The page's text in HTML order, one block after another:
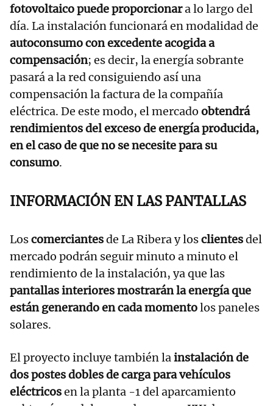
fotovoltaico puede proporcionara lo largo del
día. La instalación funcionará en modalidad de
autoconsumo con excedente acogida a
compensación; es decir, la energía sobrante
pasará a la red consiguiendo así una
compensación la factura de la compañía
eléctrica. De este modo, el mercado obtendrá
rendimientos del exceso de energía producida,
en el caso de que no se necesite para su
consumo.
INFORMACIÓN EN LAS PANTALLAS
Loscomerciantesde La Ribera y losclientesdel
mercado podrán seguir minuto a minuto el
rendimiento de la instalación, ya que las
pantallas interiores mostrarán la energía que
están generando en cada momentolos paneles
solares.
El proyecto incluye también lainstalación de
dos postes dobles de carga para vehículos
eléctricosen la planta -1 del aparcamiento